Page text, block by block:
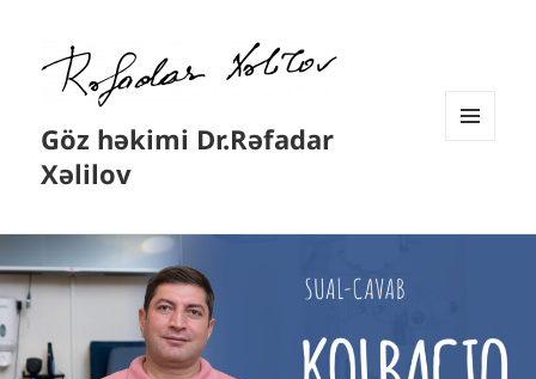
Göz həkimi Dr.Rəfadar
Xəlilov